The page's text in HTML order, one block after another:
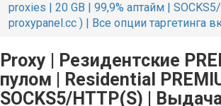
proxies | 20 GB | 99,9% аптайм |
proxypanel.cc ) | Все опции таргетинга
Proxy | Резидентские
пулом | Residential
SOCKS5/HTTP(S) |